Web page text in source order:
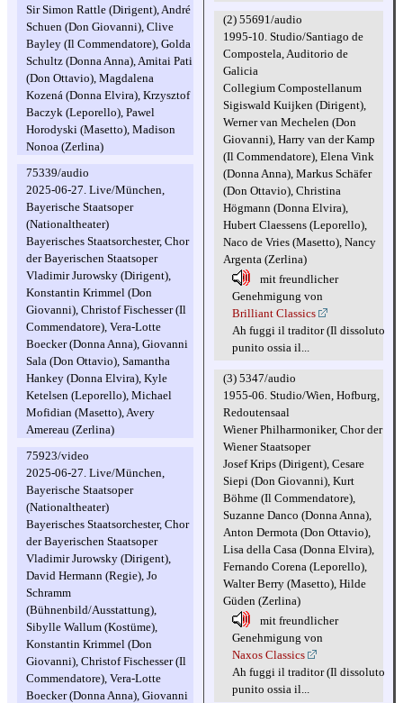
Sir Simon Rattle (Dirigent), André
Schuen (Don Giovanni), Clive
Bayley (Il Commendatore), Golda
Schultz (Donna Anna), Amitai Pati
(Don Ottavio), Magdalena
Kozená (Donna Elvira), Krzysztof
Baczyk (Leporello), Pawel
Horodyski (Masetto), Madison
Nonoa (Zerlina)
75339/audio
2025-06-27. Live/München,
Bayerische Staatsoper
(Nationaltheater)
Bayerisches Staatsorchester, Chor
der Bayerischen Staatsoper
Vladimir Jurowsky (Dirigent),
Konstantin Krimmel (Don
Giovanni), Christof Fischesser (Il
Commendatore), Vera-Lotte
Boecker (Donna Anna), Giovanni
Sala (Don Ottavio), Samantha
Hankey (Donna Elvira), Kyle
Ketelsen (Leporello), Michael
Mofidian (Masetto), Avery
Amereau (Zerlina)
75923/video
2025-06-27. Live/München,
Bayerische Staatsoper
(Nationaltheater)
Bayerisches Staatsorchester, Chor
der Bayerischen Staatsoper
Vladimir Jurowsky (Dirigent),
David Hermann (Regie), Jo
Schramm
(Bühnenbild/Ausstattung),
Sibylle Wallum (Kostüme),
Konstantin Krimmel (Don
Giovanni), Christof Fischesser (Il
Commendatore), Vera-Lotte
Boecker (Donna Anna), Giovanni
(2) 55691/audio
1995-10. Studio/Santiago de
Compostela, Auditorio de
Galicia
Collegium Compostellanum
Sigiswald Kuijken (Dirigent),
Werner van Mechelen (Don
Giovanni), Harry van der Kamp
(Il Commendatore), Elena Vink
(Donna Anna), Markus Schäfer
(Don Ottavio), Christina
Högmann (Donna Elvira),
Hubert Claessens (Leporello),
Naco de Vries (Masetto), Nancy
Argenta (Zerlina)
mit freundlicher
Genehmigung von
Brilliant Classics
Ah fuggi il traditor (Il dissoluto
punito ossia il...
(3) 5347/audio
1955-06. Studio/Wien, Hofburg,
Redoutensaal
Wiener Philharmoniker, Chor der
Wiener Staatsoper
Josef Krips (Dirigent), Cesare
Siepi (Don Giovanni), Kurt
Böhme (Il Commendatore),
Suzanne Danco (Donna Anna),
Anton Dermota (Don Ottavio),
Lisa della Casa (Donna Elvira),
Fernando Corena (Leporello),
Walter Berry (Masetto), Hilde
Güden (Zerlina)
mit freundlicher
Genehmigung von
Naxos Classics
Ah fuggi il traditor (Il dissoluto
punito ossia il...